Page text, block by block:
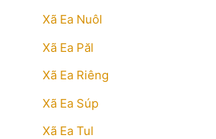
Xã Ea Nuôl
Xã Ea Păl
Xã Ea Riêng
Xã Ea Súp
Xã Ea Tul